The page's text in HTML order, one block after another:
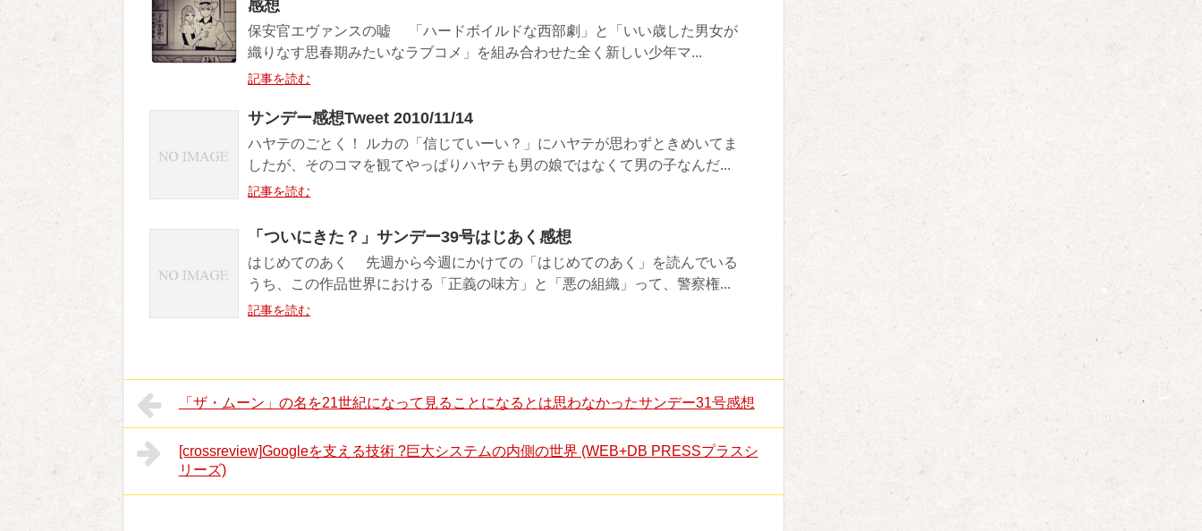
感想
保安官エヴァンスの嘘 「ハードボイルドな西部劇」と「いい歳した男女が
織りなす思春期みたいなラブコメ」を組み合わせた全く新しい少年マ...
記事を読む
サンデー感想Tweet 2010/11/14
ハヤテのごとく！ ルカの「信じていーい？」にハヤテが思わずときめいてま
したが、そのコマを観てやっぱりハヤテも男の娘ではなくて男の子なんだ...
記事を読む
「ついにきた？」サンデー39号はじあく感想
はじめてのあく 先週から今週にかけての「はじめてのあく」を読んでいる
うち、この作品世界における「正義の味方」と「悪の組織」って、警察権...
記事を読む
「ザ・ムーン」の名を21世紀になって見ることになるとは思わなかったサンデー31号感想
[crossreview]Googleを支える技術 ?巨大システムの内側の世界 (WEB+DB PRESSプラスシ
リーズ)